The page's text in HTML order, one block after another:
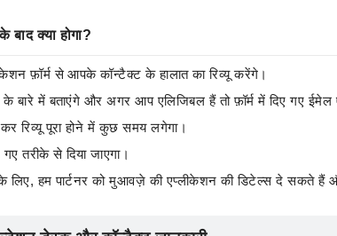
क्या होगा?
फ़ॉर्म से आपके कॉन्टैक्ट के हालात का रिव्यू करेंगे।
के बारे में बताएंगे और अगर आप एलिजिबल हैं तो फ़ॉर्म में दिए गए
रिव्यू पूरा होने में कुछ समय लगेगा।
गए तरीके से दिया जाएगा।
लिए, हम पार्टनर को मुआवज़े की एप्लीकेशन की डिटेल्स दे सकते